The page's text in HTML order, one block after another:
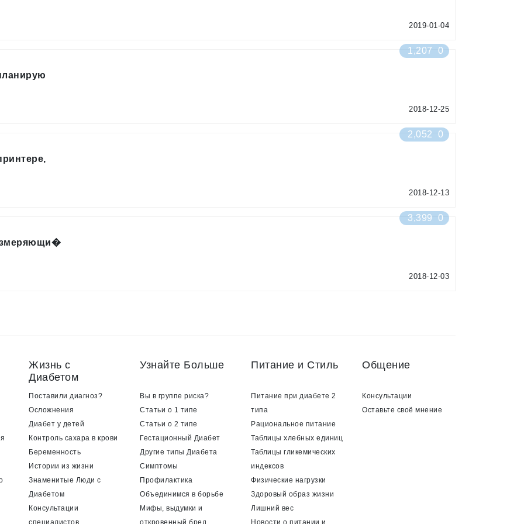
2019-01-04
1,207 0
2018-12-25
2,052 0
2018-12-13
3,399 0
2018-12-03
Жизнь с
Диабетом
Поставили диагноз?
Осложнения
Диабет у детей
Контроль сахара в крови
Беременность
Истории из жизни
Знаменитые Люди с
Диабетом
Консультации
специалистов
Узнайте Больше
Вы в группе риска?
Статьи о 1 типе
Статьи о 2 типе
Гестационный Диабет
Другие типы Диабета
Симптомы
Профилактика
Объединимся в борьбе
Мифы, выдумки и
откровенный бред
Питание и Стиль
Питание при диабете 2
типа
Рациональное питание
Таблицы хлебных единиц
Таблицы гликемических
индексов
Физические нагрузки
Здоровый образ жизни
Лишний вес
Новости о питании и
Общение
Консультации
Оставьте своё мнение